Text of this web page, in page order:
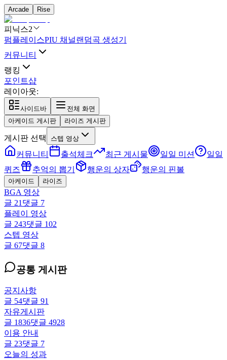
Arcade Rise
피닉스2
펌플레이스PIU 채널랜덤곡 생성기
커뮤니티
랭킹
포인트샵
레이아웃:
사이드바
전체 화면
아케이드 게시판
라이즈 게시판
게시판 선택 스텝 영상
커뮤니티 출석체크 최근 게시물 일일 미션
일일
퀴즈
추억의 뽑기 행운의 상자 행운의 핀볼
아케이드 라이즈
BGA 영상
글 21 댓글 7
플레이 영상
글 243댓글 102
스텝 영상
글 67댓글 8
공통 게시판
공지사항
글 54댓글 91
자유게시판
글 1836댓글 4928
이용 안내
글 23댓글 7
오늘의 성과